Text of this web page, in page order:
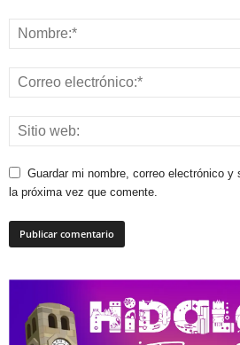
Guardar mi nombre, correo electrónico y
la próxima vez que comente.